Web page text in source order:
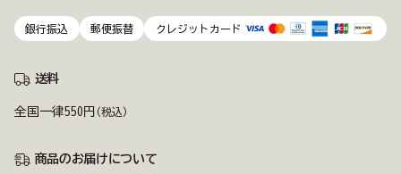
銀行振込 郵便振替 クレジットカード
送料
全国一律550円 (税込)
商品のお届けについて